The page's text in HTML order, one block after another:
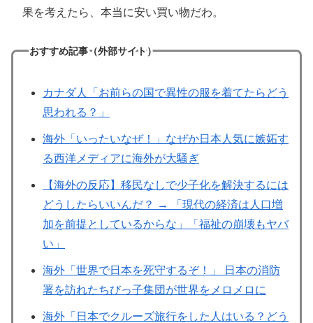
果を考えたら、本当に安い買い物だわ。
おすすめ記事（外部サイト）
カナダ人「お前らの国で異性の服を着てたらどう
思われる？」
海外「いったいなぜ！」なぜか日本人気に嫉妬す
る西洋メディアに海外が大騒ぎ
【海外の反応】移民なしで少子化を解決するには
どうしたらいいんだ？ → 「現代の経済は人口増
加を前提としているからな」「福祉の崩壊もヤバ
い」
海外「世界で日本を死守するぞ！」 日本の消防
署を訪れたちびっ子集団が世界をメロメロに
海外「日本でクルーズ旅行をした人はいる？どう